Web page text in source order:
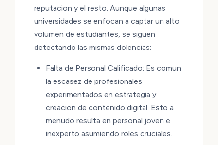
reputacion y el resto. Aunque algunas
universidades se enfocan a captar un alto
volumen de estudiantes, se siguen
detectando las mismas dolencias:
Falta de Personal Calificado: Es comun
la escasez de profesionales
experimentados en estrategia y
creacion de contenido digital. Esto a
menudo resulta en personal joven e
inexperto asumiendo roles cruciales.